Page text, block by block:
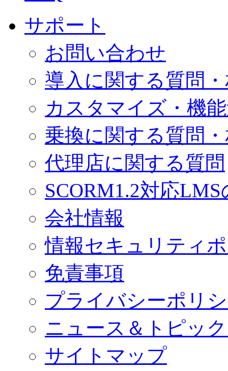
サポート
お問い合わせ
導入に関する質問
カスタマイズ・機
乗換に関する質問
代理店に関する質問
SCORM1.2対応
会社情報
情報セキュリティ
免責事項
プライバシーポリ
ニュース＆トピッ
サイトマップ